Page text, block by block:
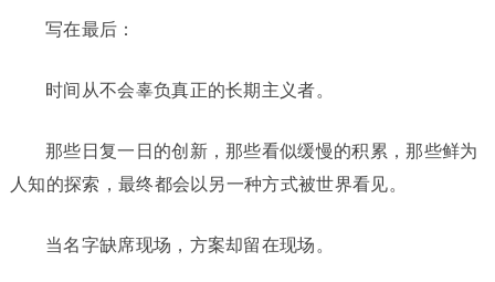
写在最后：
时间从不会辜负真正的长期主义者。
那些日复一日的创新，那些看似缓慢的积累，那些鲜为
人知的探索，最终都会以另一种方式被世界看见。
当名字缺席现场，方案却留在现场。